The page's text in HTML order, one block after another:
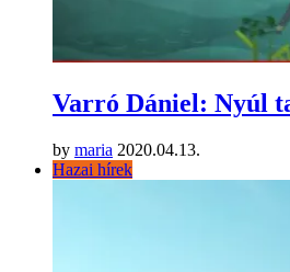
Varró Dániel: Nyúl
by maria 2020.04.13.
Hazai hírek